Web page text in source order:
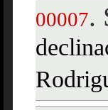
00007.